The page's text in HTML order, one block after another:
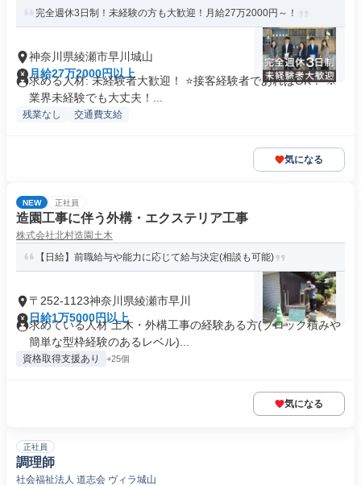
完全週休3日制！未経験の方も大歓迎！月給27万2000円～！
神奈川県綾瀬市早川城山
月給27万2000円以上
求める人材: 未経験者大歓迎！ ⭐接客経験者であればOK！ ※
業界未経験でも大丈夫！...
残業なし 交通費支給
気になる
NEW 正社員
造園工事に伴う外構・エクステリア工事
株式会社北村造園土木
【日給】前職給与や能力に応じて給与決定(相談も可能)
〒252-1123神奈川県綾瀬市早川
日給1万5000円以上
求めている人材 土木・外構工事の経験ある方(ブロック積みや
簡単な型枠経験のあるレベル)...
資格取得支援あり +25個
気になる
正社員
調理師
社会福祉法人 道志会 ヴィラ城山